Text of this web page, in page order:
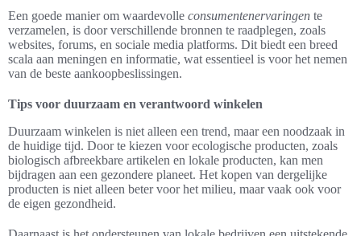
Een goede manier om waardevolle consumentenervaringen te
verzamelen, is door verschillende bronnen te raadplegen, zoals
websites, forums, en sociale media platforms. Dit biedt een breed
scala aan meningen en informatie, wat essentieel is voor het nemen
van de beste aankoopbeslissingen.
Tips voor duurzaam en verantwoord winkelen
Duurzaam winkelen is niet alleen een trend, maar een noodzaak in
de huidige tijd. Door te kiezen voor ecologische producten, zoals
biologisch afbreekbare artikelen en lokale producten, kan men
bijdragen aan een gezondere planeet. Het kopen van dergelijke
producten is niet alleen beter voor het milieu, maar vaak ook voor
de eigen gezondheid.